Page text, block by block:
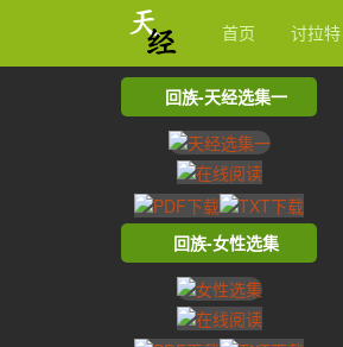
首页 讨拉特
回族-天经选集一
回族-女性选集